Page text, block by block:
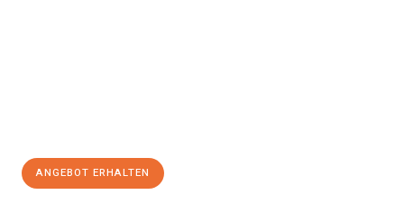
ANGEBOT ERHALTEN